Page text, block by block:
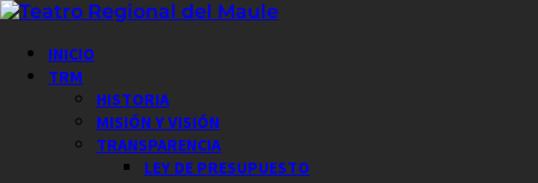
Saltar
contenido
Menú
principal
INICIO
TRM
HISTORIA
MISIÓN Y VISIÓN
TRANSPARENCIA
LEY DE PRESUPUESTO